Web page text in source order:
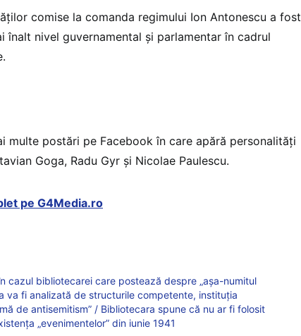
comise la comanda regimului Ion Antonescu a fost
înalt nivel guvernamental și parlamentar în cadrul
multe postări pe Facebook în care apără personalități
Goga, Radu Gyr și Nicolae Paulescu.
pe G4Media.ro
cazul bibliotecarei care postează despre „așa-numitul
va fi analizată de structurile competente, instituția
de antisemitism” / Bibliotecara spune că nu ar fi folosit
„evenimentelor” din iunie 1941